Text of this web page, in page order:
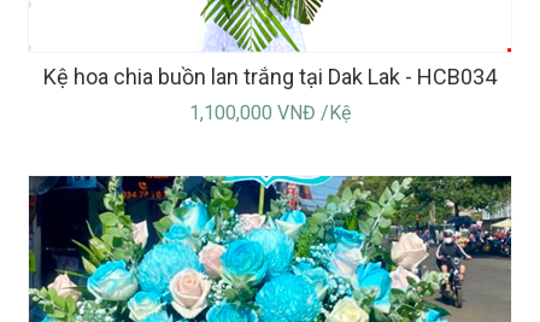
Kệ hoa chia buồn lan trắng tại Dak Lak - HCB034
1,100,000 VNĐ /Kệ